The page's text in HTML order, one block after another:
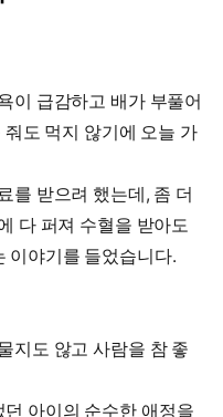
이 급감하고 배가 부풀어
도 먹지 않기에 오늘 가
를 받으려 했는데, 좀 더
다 퍼져 수혈을 받아도
이야기를 들었습니다.
지도 않고 사람을 참 좋
아이의 순수한 애정을